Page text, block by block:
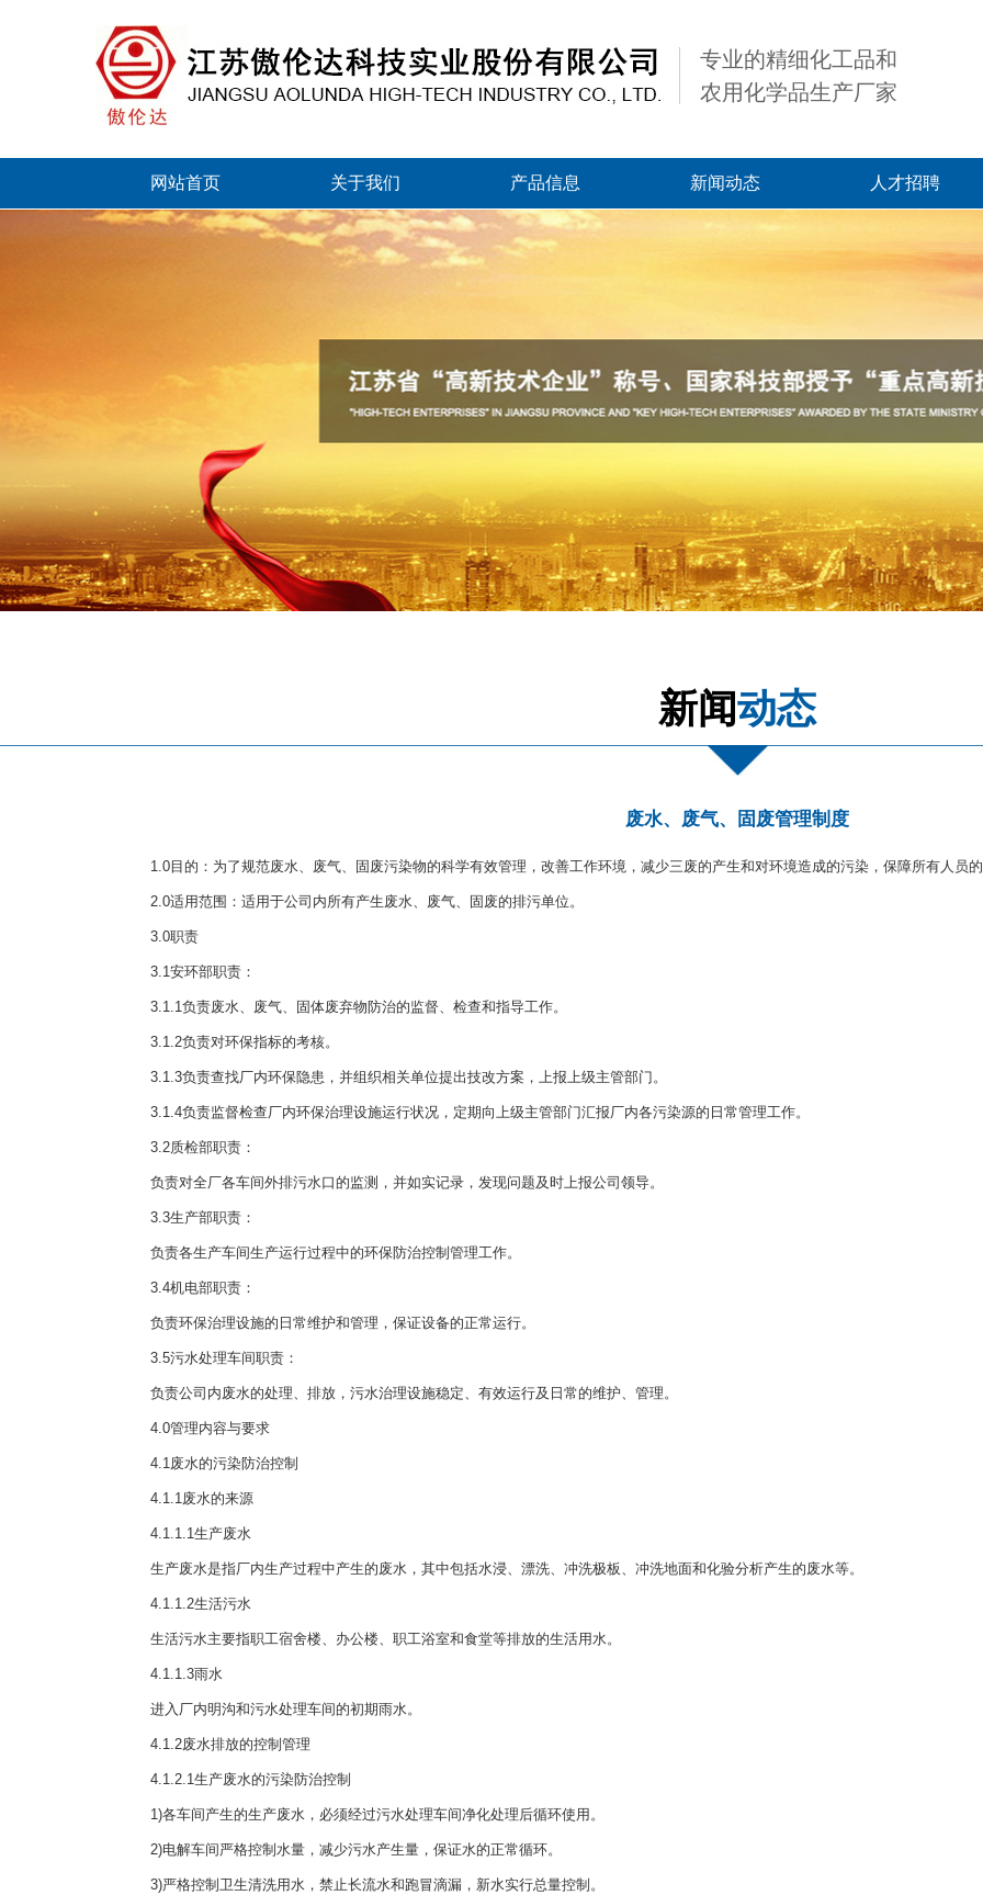
专业的精细化工品和
农用化学品生产厂家
网站首页 关于我们 产品信息 新闻动态 人才招聘
新闻动态
废水、废气、固废管理制度
1.0目的：为了规范废水、废气、固废污染物的科学有效管理，改善工作环境，减少三废的产生和对环境造成的污染，保障所有人员的
2.0适用范围：适用于公司内所有产生废水、废气、固废的排污单位。
3.0职责
3.1安环部职责：
3.1.1负责废水、废气、固体废弃物防治的监督、检查和指导工作。
3.1.2负责对环保指标的考核。
3.1.3负责查找厂内环保隐患，并组织相关单位提出技改方案，上报上级主管部门。
3.1.4负责监督检查厂内环保治理设施运行状况，定期向上级主管部门汇报厂内各污染源的日常管理工作。
3.2质检部职责：
负责对全厂各车间外排污水口的监测，并如实记录，发现问题及时上报公司领导。
3.3生产部职责：
负责各生产车间生产运行过程中的环保防治控制管理工作。
3.4机电部职责：
负责环保治理设施的日常维护和管理，保证设备的正常运行。
3.5污水处理车间职责：
负责公司内废水的处理、排放，污水治理设施稳定、有效运行及日常的维护、管理。
4.0管理内容与要求
4.1废水的污染防治控制
4.1.1废水的来源
4.1.1.1生产废水
生产废水是指厂内生产过程中产生的废水，其中包括水浸、漂洗、冲洗极板、冲洗地面和化验分析产生的废水等。
4.1.1.2生活污水
生活污水主要指职工宿舍楼、办公楼、职工浴室和食堂等排放的生活用水。
4.1.1.3雨水
进入厂内明沟和污水处理车间的初期雨水。
4.1.2废水排放的控制管理
4.1.2.1生产废水的污染防治控制
1)各车间产生的生产废水，必须经过污水处理车间净化处理后循环使用。
2)电解车间严格控制水量，减少污水产生量，保证水的正常循环。
3)严格控制卫生清洗用水，禁止长流水和跑冒滴漏，新水实行总量控制。